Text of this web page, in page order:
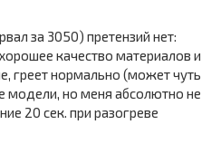
за 3050) претензий нет:
качество материалов и
греет нормально (может чуть
но меня абсолютно не
20 сек. при разогреве